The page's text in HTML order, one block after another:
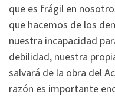
que es frágil en
que hacemos de los
nuestra incapacidad
debilidad, nuestra
salvará de la obra del
razón es importante